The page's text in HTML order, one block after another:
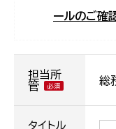
ールのご確
担当所
管
総
タイトル